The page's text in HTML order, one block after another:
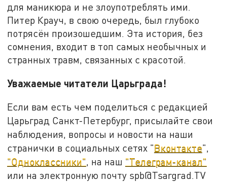
для маникюра и не злоупотреблять ими.
Питер Крауч, в свою очередь, был глубоко
потрясён произошедшим. Эта история, без
сомнения, входит в топ самых необычных и
странных травм, связанных с красотой.
Уважаемые читатели Царьграда!
Если вам есть чем поделиться с редакцией
Царьград Санкт-Петербург, присылайте свои
наблюдения, вопросы и новости на наши
странички в социальных сетях "Вконтакте",
"Одноклассники", на наш "Телеграм-канал"
или на электронную почту spb@Tsargrad.TV